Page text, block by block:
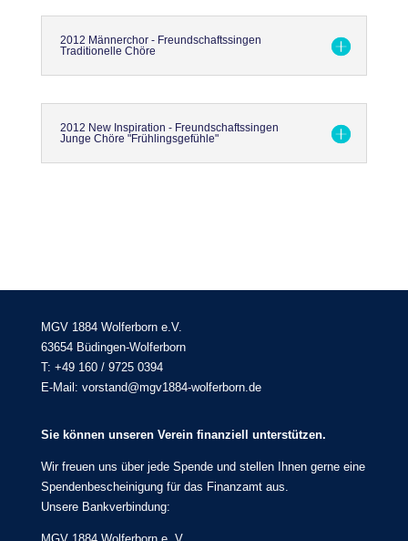
2012 Männerchor - Freundschaftssingen
Traditionelle Chöre
2012 New Inspiration - Freundschaftssingen
Junge Chöre "Frühlingsgefühle"
MGV 1884 Wolferborn e.V.
63654 Büdingen-Wolferborn
T: +49 160 / 9725 0394
E-Mail: vorstand@mgv1884-wolferborn.de
Sie können unseren Verein finanziell unterstützen.
Wir freuen uns über jede Spende und stellen Ihnen gerne eine
Spendenbescheinigung für das Finanzamt aus.
Unsere Bankverbindung: